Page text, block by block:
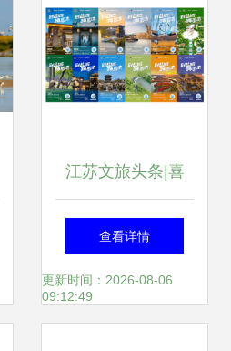
践
江苏文旅头条|喜
讯!文旅消费推广季
全媒体宣传营销活
查看详情
更新时间：2026-08-06
09:12:49